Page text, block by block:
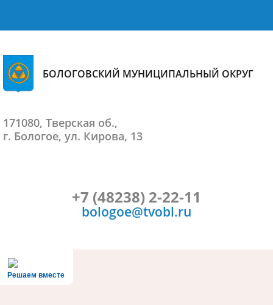
БОЛОГОВСКИЙ МУНИЦИПАЛЬНЫЙ ОКРУГ
171080, Тверская об.,
г. Бологое, ул. Кирова, 13
+7 (48238) 2-22-11
bologoe@tvobl.ru
Решаем вместе